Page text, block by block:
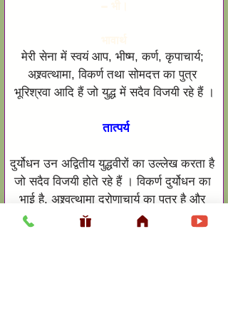
मेरी सेना में स्वयं आप, भीष्म, कर्ण, कृपाचार्य;
अश्र्वत्थामा, विकर्ण तथा सोमदत्त का पुत्र
भूरिश्रवा आदि हैं जो युद्ध में सदैव विजयी रहे हैं ।
तात्पर्य
दुर्योधन उन अद्वितीय युद्धवीरों का उल्लेख करता है
जो सदैव विजयी होते रहे हैं । विकर्ण दुर्योधन का
भाई है, अश्र्वत्थामा द्रोणाचार्य का पुत्र है और
सोमदत्ति या भूरिश्रवा बाह्लिकों के राजा का पुत्र है